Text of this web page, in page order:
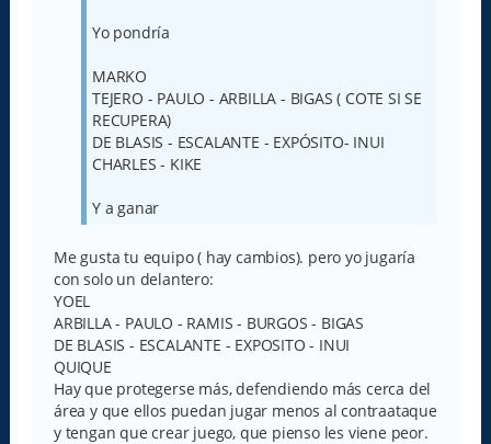
Yo pondría
MARKO
TEJERO - PAULO - ARBILLA - BIGAS ( COTE SI SE
RECUPERA)
DE BLASIS - ESCALANTE - EXPÓSITO- INUI
CHARLES - KIKE
Y a ganar
Me gusta tu equipo ( hay cambios). pero yo jugaría
con solo un delantero:
YOEL
ARBILLA - PAULO - RAMIS - BURGOS - BIGAS
DE BLASIS - ESCALANTE - EXPOSITO - INUI
QUIQUE
Hay que protegerse más, defendiendo más cerca del
área y que ellos puedan jugar menos al contraataque
y tengan que crear juego, que pienso les viene peor.